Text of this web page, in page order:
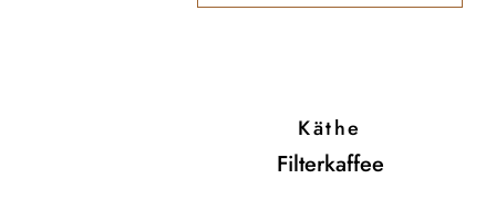
Käthe
Filterkaffee